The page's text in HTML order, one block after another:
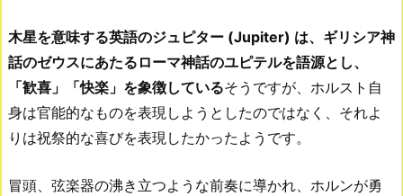
木星を意味する英語のジュピター (Jupiter) は、ギリシア神
話のゼウスにあたるローマ神話のユピテルを語源とし、
「歓喜」「快楽」を象徴しているそうですが、ホルスト自
身は官能的なものを表現しようとしたのではなく、それよ
りは祝祭的な喜びを表現したかったようです。
冒頭、弦楽器の沸き立つような前奏に導かれ、ホルンが勇